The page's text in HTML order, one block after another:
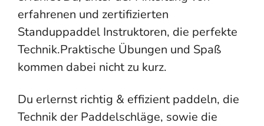
erfahrenen und zertifizierten
Standuppaddel Instruktoren, die perfekte
Technik.Praktische Übungen und Spaß
kommen dabei nicht zu kurz.
Du erlernst richtig & effizient paddeln, die
Technik der Paddelschläge, sowie die